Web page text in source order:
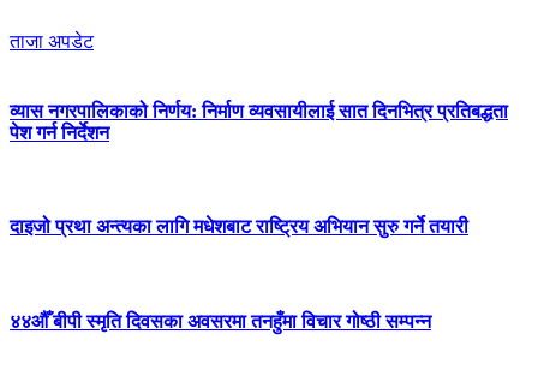
ताजा अपडेट
व्यास नगरपालिकाको निर्णय: निर्माण व्यवसायीलाई सात दिनभित्र प्रतिबद्धता
पेश गर्न निर्देशन
दाइजो प्रथा अन्त्यका लागि मधेशबाट राष्ट्रिय अभियान सुरु गर्ने तयारी
४४औँ बीपी स्मृति दिवसका अवसरमा तनहुँमा विचार गोष्ठी सम्पन्न